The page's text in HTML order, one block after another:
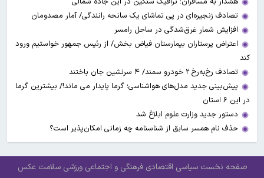
تصادف زنجیره‌ای در پی تماشای یک سانحه رانندگی/ آمار مصدومان
افزایش شمار غرق‌شدگی در ساحل رامسر
اعتراض پرستاران بیمارستان فیاض بخش/ از رئیس جمهور خواستیم ورود
کند
تصادف رخ‌به‌رخ ۲ خودرو سمند/ ۴ سرنشین جان باختند
پیش‌بینی جدید مدل‌های هواشناسی؛ گرما پایدار می ماند!/ بیشترین گرما
در این ۶ استان
دستور جدید وزارت علوم ابلاغ شد
حذف نام همسر سابق از شناسنامه چه زمانی امکان‌پذیر است؟
صفحه نخست سیاسی اقتصادی فرهنگی و اجتماعی ورزشی سلامت عکس